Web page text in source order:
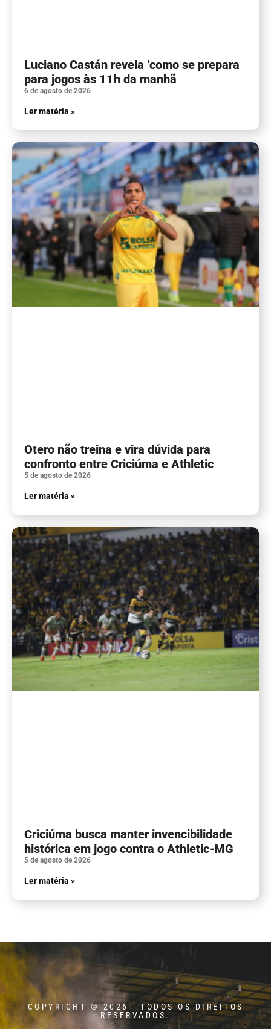
Luciano Castán revela ‘como se prepara
para jogos às 11h da manhã
6 de agosto de 2026
Ler matéria »
Otero não treina e vira dúvida para
confronto entre Criciúma e Athletic
5 de agosto de 2026
Ler matéria »
Criciúma busca manter invencibilidade
histórica em jogo contra o Athletic-MG
5 de agosto de 2026
Ler matéria »
COPYRIGHT © 2026 - TODOS OS DIREITOS
RESERVADOS.